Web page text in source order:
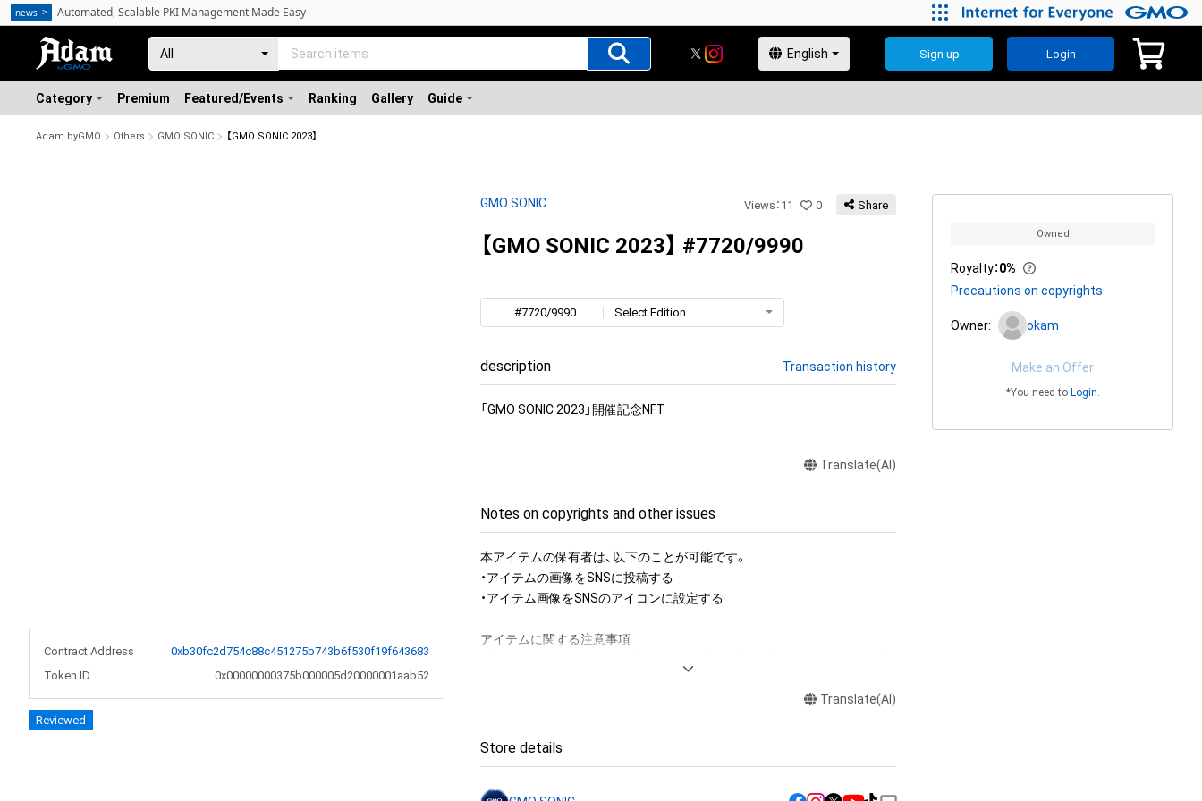
Sign up Login
Category Premium Featured/Events Ranking Gallery Guide
Adam byGMO Others GMO SONIC 【GMO SONIC 2023】
Contract Address
0xb30fc2d754c88c451275b743b6f530f19f643683
Token ID
0x00000000375b000005d20000001aab52
Reviewed
GMO SONIC Views ： 11 0 Share
【GMO SONIC 2023】 #7720/9990
#7720/9990 Select Edition
description Transaction history
「GMO SONIC 2023」開催記念NFT
Translate(AI)
Notes on copyrights and other issues
本アイテムの保有者は、以下のことが可能です。
・アイテムの画像をSNSに投稿する
・アイテム画像をSNSのアイコンに設定する
アイテムに関する注意事項
用新案権、商標権、意匠権その他の知的財産権(それらの権利を取得し、又は
は、本アイテムの著作権を有する方、著作隣接権の権利者またはその管理委
Translate(AI)
Store details
Owned
Royalty：0%
Precautions on copyrights
Owner: okam
Make an Offer
*You need to Login.
news Automated, Scalable PKI Management Made Easy